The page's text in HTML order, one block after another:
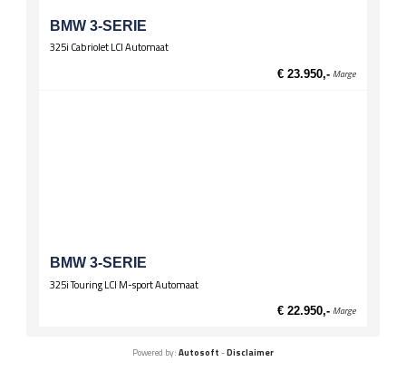
BMW 3-SERIE
325i Cabriolet LCI Automaat
€ 23.950,- Marge
BMW 3-SERIE
325i Touring LCI M-sport Automaat
€ 22.950,- Marge
Powered by: Autosoft -Disclaimer